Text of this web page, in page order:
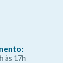
às 17h